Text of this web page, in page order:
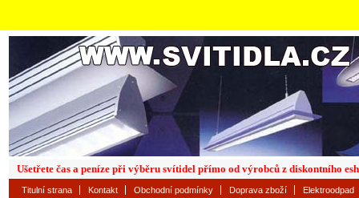
Titulní strana Kontakt Obchodní podmínky Doprava zboží Elektroodpad
Ušetřete čas a peníze při výběru svítidel přímo od výrobců z diskontního